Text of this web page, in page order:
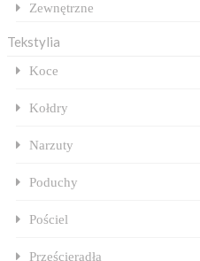
Zewnętrzne
Tekstylia
Koce
Kołdry
Narzuty
Poduchy
Pościel
Prześcieradła